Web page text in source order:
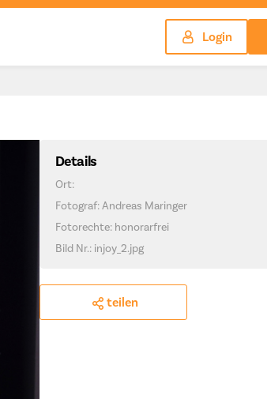
Login
Details
Ort:
Fotograf: Andreas Maringer
Fotorechte: honorarfrei
Bild Nr.: injoy_2.jpg
teilen